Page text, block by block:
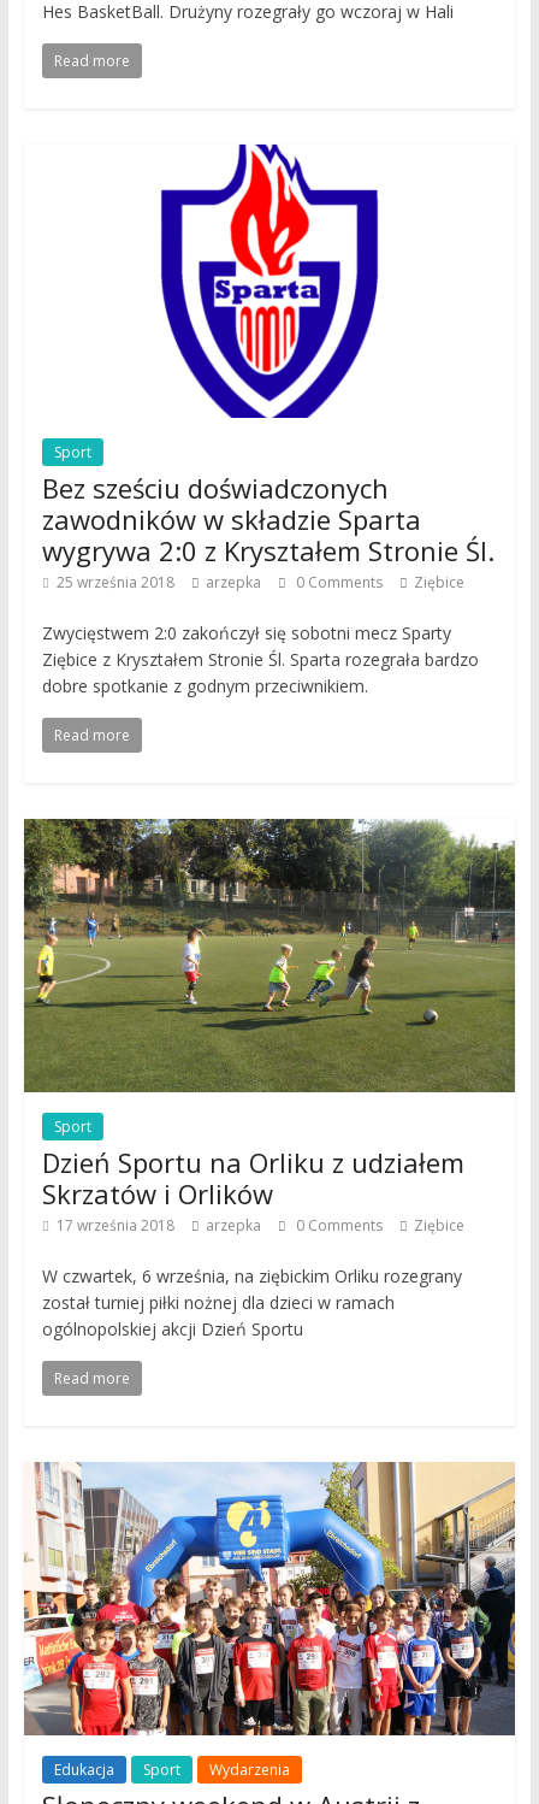
Hes BasketBall. Drużyny rozegrały go wczoraj w Hali
Read more
Sport
Bez sześciu doświadczonych
zawodników w składzie Sparta
wygrywa 2:0 z Kryształem Stronie Śl.
25 września 2018 arzepka 0 Comments Ziębice
Zwycięstwem 2:0 zakończył się sobotni mecz Sparty
Ziębice z Kryształem Stronie Śl. Sparta rozegrała bardzo
dobre spotkanie z godnym przeciwnikiem.
Read more
Sport
Dzień Sportu na Orliku z udziałem
Skrzatów i Orlików
17 września 2018 arzepka 0 Comments Ziębice
W czwartek, 6 września, na ziębickim Orliku rozegrany
został turniej piłki nożnej dla dzieci w ramach
ogólnopolskiej akcji Dzień Sportu
Read more
Edukacja Sport Wydarzenia